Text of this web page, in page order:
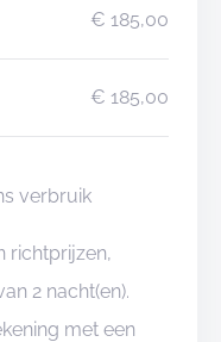
€ 185,00
€ 185,00
verbruik
richtprijzen,
2 nacht(en).
met een